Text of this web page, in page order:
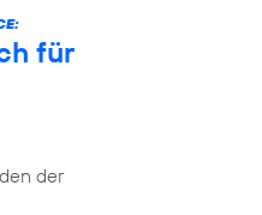
für
der